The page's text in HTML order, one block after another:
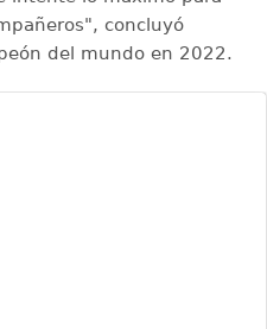
concluyó
del mundo en 2022.